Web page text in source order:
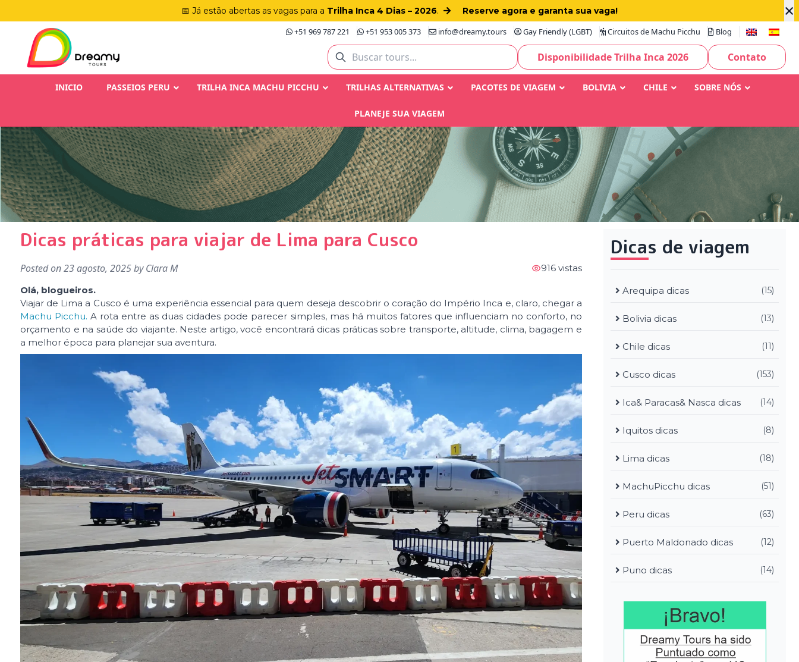
×
📅 Já estão abertas as vagas para a Trilha Inca 4 Dias – 2026.
Reserve agora e garanta sua vaga!
+51 969 787 221
+51 953 005 373 info@dreamy.tours Gay Friendly (LGBT) Circuitos de Machu Picchu Blog
Disponibilidade Trilha Inca 2026 Contato
INICIO PASSEIOS PERU TRILHA INCA MACHU PICCHU TRILHAS ALTERNATIVAS PACOTES DE VIAGEM BOLIVIA CHILE SOBRE NÓS
PLANEJE SUA VIAGEM
Dicas práticas para viajar de Lima para Cusco
Posted on23 agosto, 2025byClara M
916 vistas
Olá, blogueiros.
Viajar de Lima a Cusco é uma experiência essencial para quem deseja descobrir o coração do Império Inca e, claro, chegar a
Machu Picchu. A rota entre as duas cidades pode parecer simples, mas há muitos fatores que influenciam no conforto, no
orçamento e na saúde do viajante. Neste artigo, você encontrará dicas práticas sobre transporte, altitude, clima, bagagem e
a melhor época para planejar sua aventura.
Dicas de viagem
Arequipa dicas (15)
Bolivia dicas (13)
Chile dicas (11)
Cusco dicas (153)
Ica& Paracas& Nasca dicas (14)
Iquitos dicas (8)
Lima dicas (18)
MachuPicchu dicas (51)
Peru dicas (63)
Puerto Maldonado dicas (12)
Puno dicas (14)